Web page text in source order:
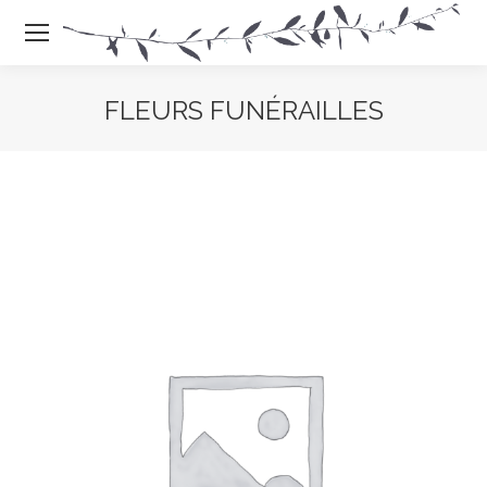
FLEURS FUNÉRAILLES